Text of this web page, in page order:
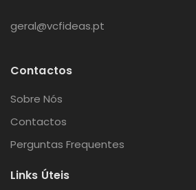
geral@vcfideas.pt
Contactos
Sobre Nós
Contactos
Perguntas Frequentes
Links Úteis